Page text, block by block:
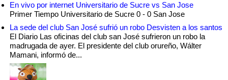
En vivo por internet Universitario de Sucre vs San Jose
Primer Tiempo Universitario de Sucre 0 - 0 San Jose
La sede del club San José sufrió un robo Desvisten a los santos
El Diario Las oficinas del club san José sufrieron un robo la
madrugada de ayer. El presidente del club orureño, Wálter
Mamani, informó de...